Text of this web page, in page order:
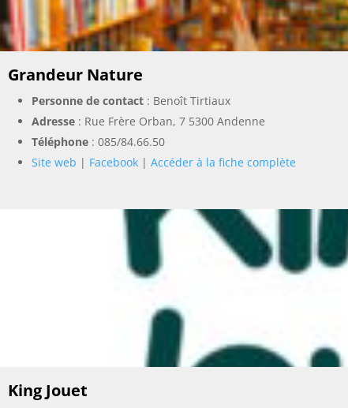
Grandeur Nature
Personne de contact : Benoît Tirtiaux
Adresse : Rue Frère Orban, 7 5300 Andenne
Téléphone : 085/84.66.50
Site web | Facebook | Accéder à la fiche complète
King Jouet